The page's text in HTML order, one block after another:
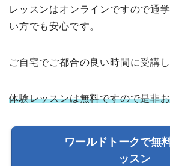
レッスンはオンラインですので通
い方でも安心です。
ご自宅でご都合の良い時間に受講
体験レッスンは無料ですので是非
ワールドトークで無
ッスン